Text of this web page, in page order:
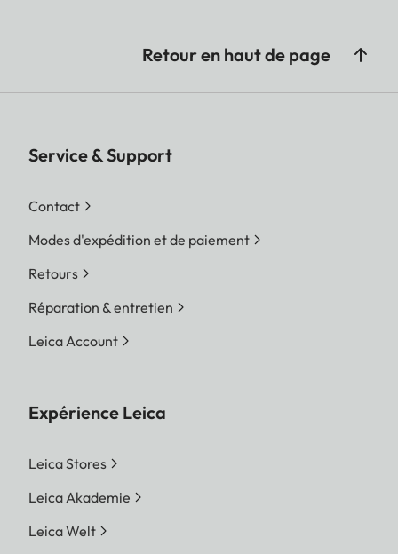
Retour en haut de page
Service & Support
Contact
Modes d'expédition et de paiement
Retours
Réparation & entretien
Leica Account
Expérience Leica
Leica Stores
Leica Akademie
Leica Welt